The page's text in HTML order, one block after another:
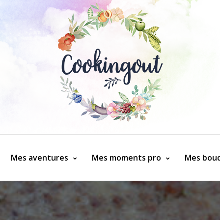
Mes aventures Mes moments pro Mes